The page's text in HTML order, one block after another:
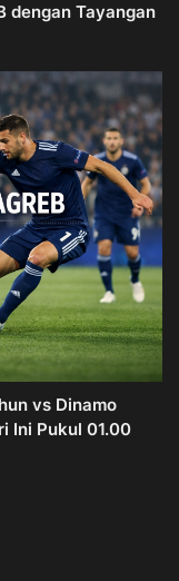
dengan Tayangan
vs Dinamo
Ini Pukul 01.00